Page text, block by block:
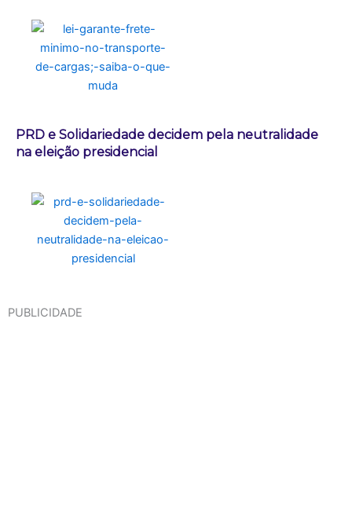
PRD e Solidariedade decidem pela neutralidade
na eleição presidencial
PUBLICIDADE